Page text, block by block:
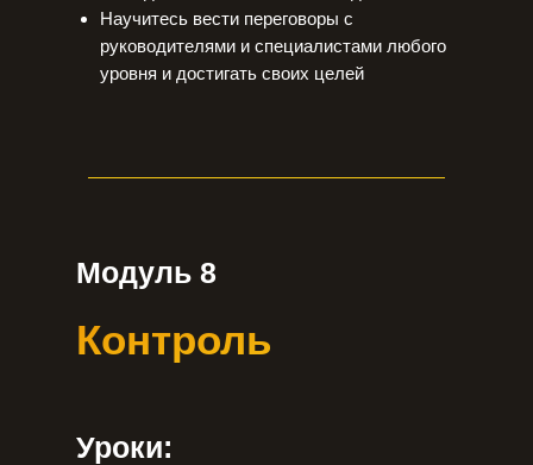
Научитесь вести переговоры с
руководителями и специалистами любого
уровня и достигать своих целей
Модуль 8
Контроль
Уроки: